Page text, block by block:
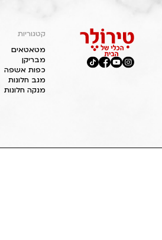
קטגוריות
מטאטאים
מבריקן
כפות אשפה
מגב חלונות
מנקה חלונות